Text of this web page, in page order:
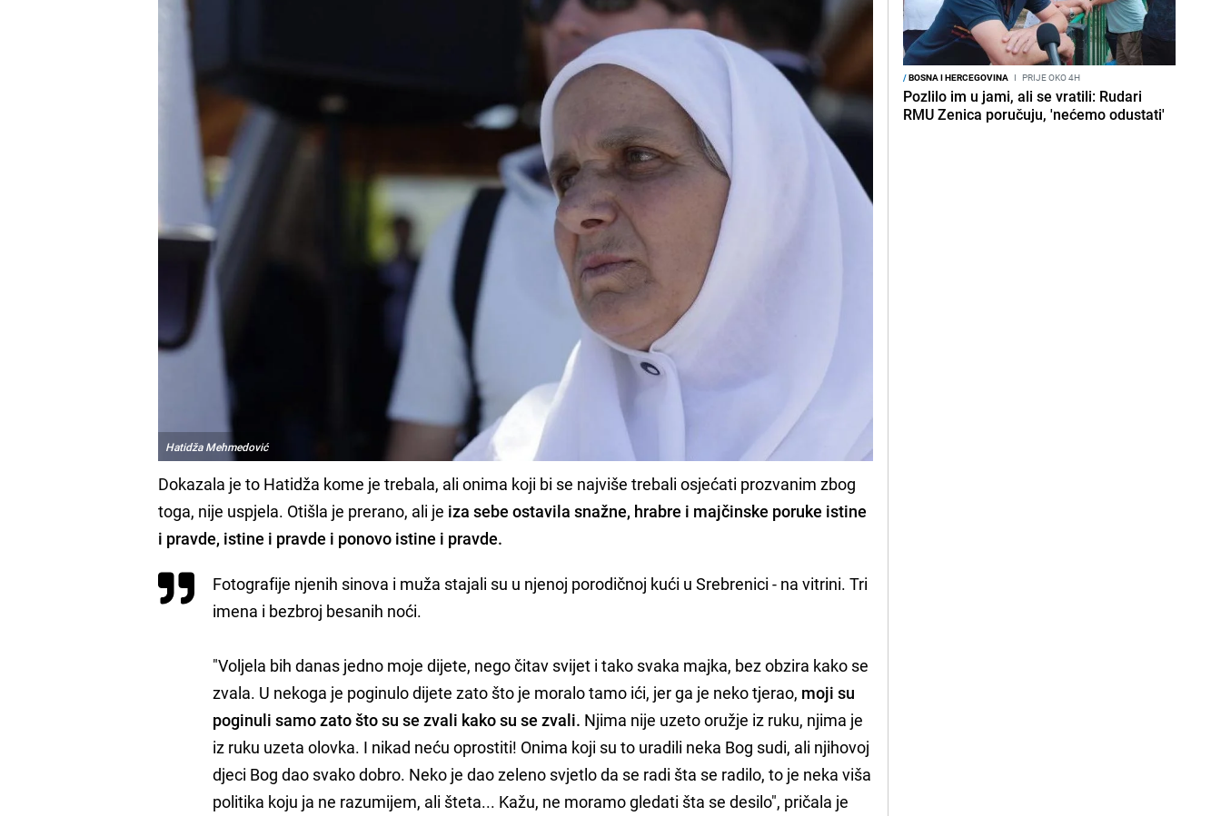
Hatidža Mehmedović
Dokazala je to Hatidža kome je trebala, ali onima koji bi se najviše trebali osjećati prozvanim zbog
toga, nije uspjela. Otišla je prerano, ali je iza sebe ostavila snažne, hrabre i majčinske poruke istine
i pravde, istine i pravde i ponovo istine i pravde.
Fotografije njenih sinova i muža stajali su u njenoj porodičnoj kući u Srebrenici - na vitrini. Tri
imena i bezbroj besanih noći.
"Voljela bih danas jedno moje dijete, nego čitav svijet i tako svaka majka, bez obzira kako se
zvala. U nekoga je poginulo dijete zato što je moralo tamo ići, jer ga je neko tjerao, moji su
poginuli samo zato što su se zvali kako su se zvali. Njima nije uzeto oružje iz ruku, njima je
iz ruku uzeta olovka. I nikad neću oprostiti! Onima koji su to uradili neka Bog sudi, ali njihovoj
djeci Bog dao svako dobro. Neko je dao zeleno svjetlo da se radi šta se radilo, to je neka viša
politika koju ja ne razumijem, ali šteta... Kažu, ne moramo gledati šta se desilo", pričala je
/BOSNA I HERCEGOVINA I PRIJE OKO 4H
Pozlilo im u jami, ali se vratili: Rudari
RMU Zenica poručuju, 'nećemo odustati'